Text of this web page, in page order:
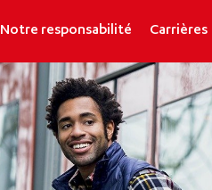
Notre responsabilité Carrières